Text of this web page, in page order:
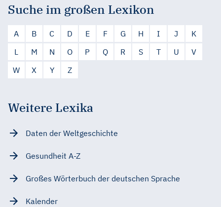
Suche im großen Lexikon
A B C D E F G H I J
K
L
M N O P Q R S T U
V
W
X Y Z
Weitere Lexika
Daten der Weltgeschichte
Gesundheit A-Z
Großes Wörterbuch der deutschen Sprache
Kalender